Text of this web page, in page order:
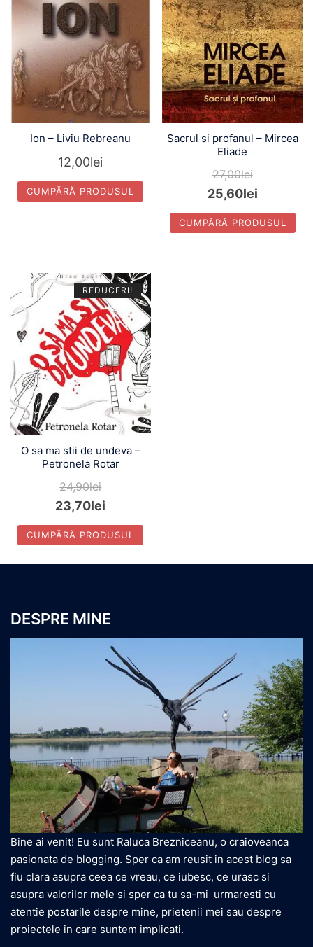
Ion – Liviu Rebreanu
12,00lei
CUMPĂRĂ PRODUSUL
Sacrul si profanul – Mircea
Eliade
27,00lei
25,60lei
CUMPĂRĂ PRODUSUL
REDUCERI!
O sa ma stii de undeva –
Petronela Rotar
24,90lei
23,70lei
CUMPĂRĂ PRODUSUL
DESPRE MINE
Bine ai venit! Eu sunt Raluca Brezniceanu, o craioveanca
pasionata de blogging. Sper ca am reusit in acest blog sa
fiu clara asupra ceea ce vreau, ce iubesc, ce urasc si
asupra valorilor mele si sper ca tu sa-mi urmaresti cu
atentie postarile despre mine, prietenii mei sau despre
proiectele in care suntem implicati.